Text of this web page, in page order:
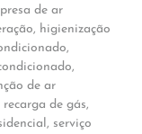
de ar
, higienização
,
,
de ar
recarga de gás,
, serviço